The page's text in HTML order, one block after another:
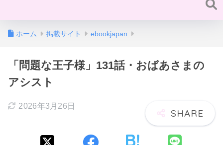
ホーム 掲載サイト ebookjapan
「問題な王子様」131話・おばあさまの
アシスト
2026年3月26日